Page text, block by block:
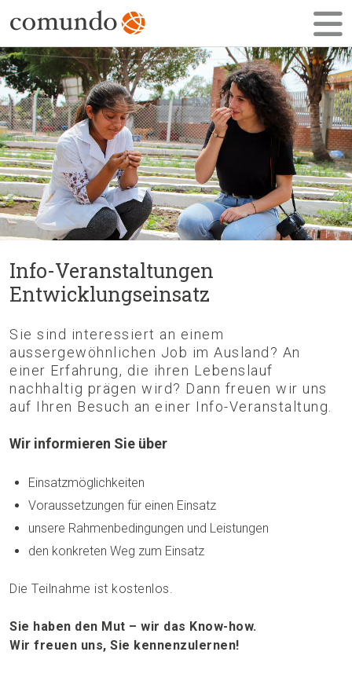
Info-Veranstaltungen
Entwicklungseinsatz
Sie sind interessiert an einem
aussergewöhnlichen Job im Ausland? An
einer Erfahrung, die ihren Lebenslauf
nachhaltig prägen wird? Dann freuen wir uns
auf Ihren Besuch an einer Info-Veranstaltung.
Wir informieren Sie über
Einsatzmöglichkeiten
Voraussetzungen für einen Einsatz
unsere Rahmenbedingungen und Leistungen
den konkreten Weg zum Einsatz
Die Teilnahme ist kostenlos.
Sie haben den Mut – wir das Know-how.
Wir freuen uns, Sie kennenzulernen!